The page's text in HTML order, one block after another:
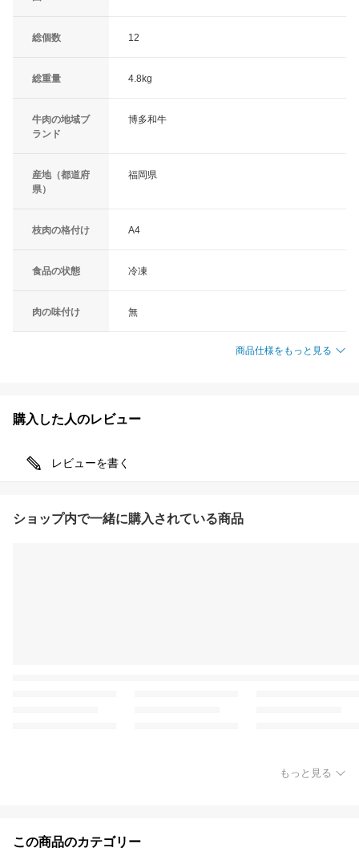
総個数 12
総重量 4.8kg
牛肉の地域ブ
ランド
博多和牛
産地（都道府
県）
福岡県
枝肉の格付け A4
食品の状態 冷凍
肉の味付け 無
商品仕様をもっと見る
購入した人のレビュー
レビューを書く
ショップ内で一緒に購入されている商品
もっと見る
この商品のカテゴリー